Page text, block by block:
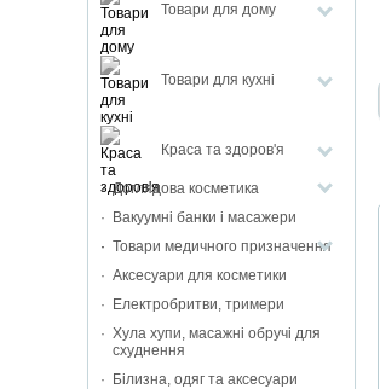
Товари для дому
Товари для кухні
Краса та здоров'я
Доглядова косметика
Вакуумні банки і масажери
Товари медичного призначення
Аксесуари для косметики
Електробритви, тримери
Хула хупи, масажні обручі для
схуднення
Білизна, одяг та аксесуари